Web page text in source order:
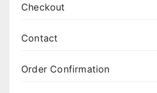
Checkout
Contact
Order Confirmation